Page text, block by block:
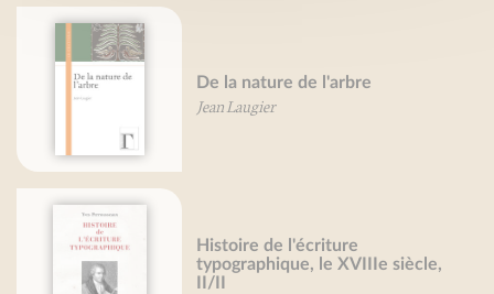
De la nature de l'arbre
Jean Laugier
Histoire de l'écriture
typographique, le XVIIIe siècle,
II/II